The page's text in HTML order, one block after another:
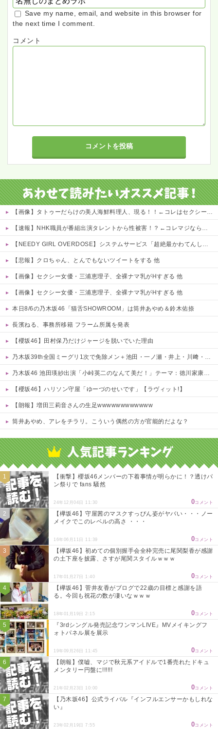
Save my name, email, and website in this browser for
the next time I comment.
コメント
【画像】タトゥーだらけの美人海鮮料理人、現る！！←コレはセクシー過ぎてワイらにブッ刺さりまくりw w w w w w w w w
【速報】NHK職員が番組出演タレントから性被害！？←コレマジならヤバくねーか？
【NEEDY GIRL OVERDOSE】システムサービス「超絶最かわてんしちゃん」プライズフィギュア【彩色原型公開】
【悲報】クロちゃん、とんでもないツイートをする 他
【画像】セクシー女優・三浦恵理子、全裸ナマ乳がHすぎる 他
【画像】セクシー女優・三浦恵理子、全裸ナマ乳がHすぎる 他
本日8/6の乃木坂46「猫舌SHOWROOM」は筒井あやめ＆鈴木佑捺
長濱ねる、事務所移籍 フラーム所属を発表
【櫻坂46】田村保乃だけジャージを脱いでいた理由
乃木坂39th全国ミーグリ1次で免除メン＋池田・一ノ瀬・井上・川﨑・菅原・中西が全完売
乃木坂46 池田瑛紗出演「小峠英二のなんて美だ！」テーマ：徳川家康【2025.8.5 24:00〜 TOKYO MX】
【櫻坂46】ハリソン守屋「ゆーづのせいです」【ラヴィット!】
【朗報】増田三莉音さんの生足wwwwwwwwwwww
筒井あやめ、アレをチラリ。こういう偶然の方が官能的だよな？
【衝撃】櫻坂46メンバーの下着事情が明らかに！？透けパ
ン祭りで fans 騒然
24年12月04日 11:30 0コメント
【欅坂46】守屋茜のマスクすっぴん姿がヤバい・・・ノー
メイクでこのレベルの高さ ・・・
16年06月11日 11:39 0コメント
【欅坂46】初めての個別握手会全枠完売に尾関梨香が感謝
の土下座を披露、さすが尾関スタイルｗｗｗ
17年01月27日 1:40 0コメント
【欅坂46】菅井友香がブログで22歳の目標と感謝を語
る。今回も祝花の数が凄いなｗｗｗ
18年01月19日 2:15 0コメント
『3rdシングル発売記念ワンマンLIVE』MVメイキングフ
ォトパネル展を展示
19年09月26日 11:45 0コメント
【朗報】僕嘘、マジで秋元系アイドルで1番売れたドキュ
メンタリー円盤に!!!!!!
21年02月23日 10:00 0コメント
【乃木坂46】公式ライバル『インフルエンサーかもしれな
い』
23年02月19日 7:55 0コメント